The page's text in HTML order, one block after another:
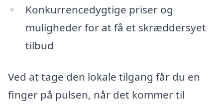
Konkurrencedygtige priser og
muligheder for at få et skræddersyet
tilbud
Ved at tage den lokale tilgang får du en
finger på pulsen, når det kommer til